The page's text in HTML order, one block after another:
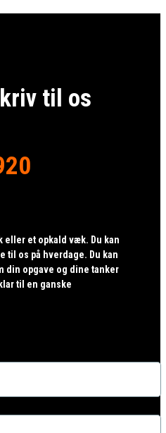
til os
eller et opkald væk. Du kan
os på hverdage. Du kan
din opgave og dine tanker
til en ganske